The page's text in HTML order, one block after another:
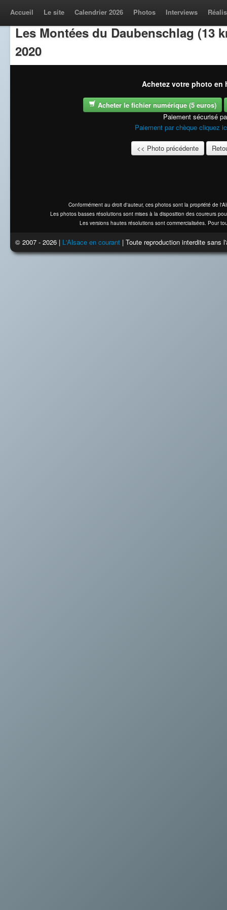
Accueil Le site Calendrier 2026 Photos Interviews
Les Montées du Daubenschlag (13
2020
Achetez votre photo en
Acheter le fichier numérique (5 euros)
Paiement sécurisé
Paiement par chèque cliquez
<< Photo précédente
Conformément au droit d'auteur, ces photos sont la propriété de
Les photos basses résolutions sont mises à la disposition des coureurs
Les versions hautes résolutions sont commercialisées. Pour
© 2007 - 2026 | L'Alsace en courant | Toute reproduction interdite sans